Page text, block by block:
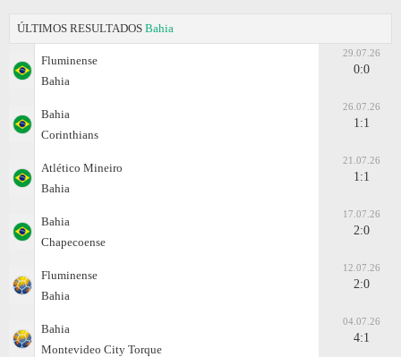
ÚLTIMOS RESULTADOS Bahia
Fluminense
Bahia
29.07.26
0:0
Bahia
Corinthians
26.07.26
1:1
Atlético Mineiro
Bahia
21.07.26
1:1
Bahia
Chapecoense
17.07.26
2:0
Fluminense
Bahia
12.07.26
2:0
Bahia
Montevideo City Torque
04.07.26
4:1